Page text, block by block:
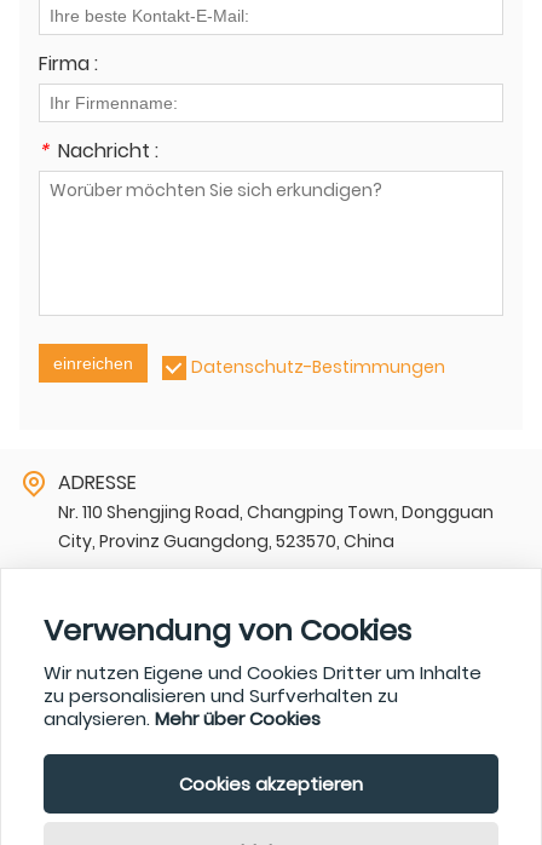
Firma :
* Nachricht :
einreichen Datenschutz-Bestimmungen
ADRESSE
Nr. 110 Shengjing Road, Changping Town, Dongguan
City, Provinz Guangdong, 523570, China
TELEFON
+86-15717933272,+86-0769-83998188-850
© Dongguan ZhongKai Precision Metals Technology
Verwendung von Cookies
Wir nutzen Eigene und Cookies Dritter um Inhalte
zu personalisieren und Surfverhalten zu
analysieren. Mehr über Cookies
Cookies akzeptieren